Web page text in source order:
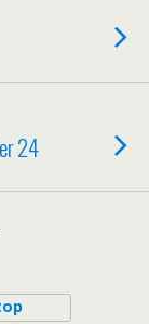
24